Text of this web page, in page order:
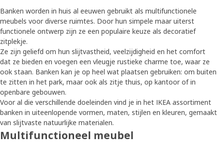
Banken worden in huis al eeuwen gebruikt als multifunctionele
meubels voor diverse ruimtes. Door hun simpele maar uiterst
functionele ontwerp zijn ze een populaire keuze als decoratief
zitplekje.
Ze zijn geliefd om hun slijtvastheid, veelzijdigheid en het comfort
dat ze bieden en voegen een vleugje rustieke charme toe, waar ze
ook staan. Banken kan je op heel wat plaatsen gebruiken: om buiten
te zitten in het park, maar ook als zitje thuis, op kantoor of in
openbare gebouwen.
Voor al die verschillende doeleinden vind je in het IKEA assortiment
banken in uiteenlopende vormen, maten, stijlen en kleuren, gemaakt
van slijtvaste natuurlijke materialen.
Multifunctioneel meubel